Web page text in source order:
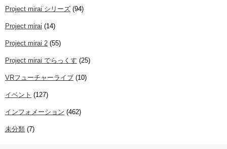
Project mirai シリーズ (94)
Project mirai (14)
Project mirai 2 (55)
Project mirai でらっくす (25)
VRフューチャーライブ (10)
イベント (127)
インフォメーション (462)
未分類 (7)